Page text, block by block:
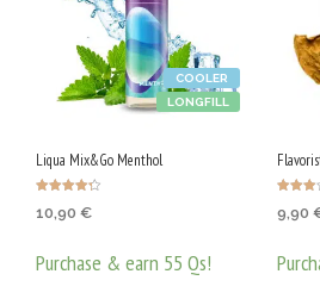
LONGFILL
COOLER
Liqua Mix&Go Menthol
4.25
10,90 €
Purchase & earn 55 Qs!
о с
9,90